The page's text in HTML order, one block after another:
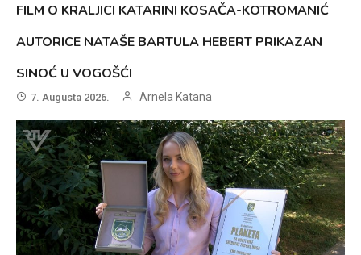
FILM O KRALJICI KATARINI KOSAČA-KOTROMANIĆ
AUTORICE NATAŠE BARTULA HEBERT PRIKAZAN
SINOĆ U VOGOŠĆI
7. Augusta 2026. Arnela Katana